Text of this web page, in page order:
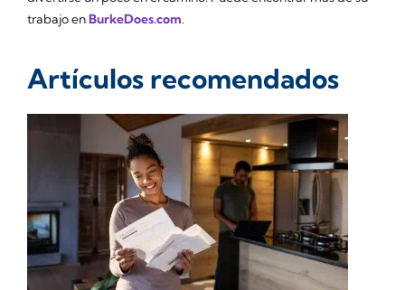
trabajo enBurkeDoes.com.
Artículos recomendados